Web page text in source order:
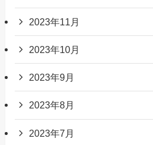
2023年11月
2023年10月
2023年9月
2023年8月
2023年7月